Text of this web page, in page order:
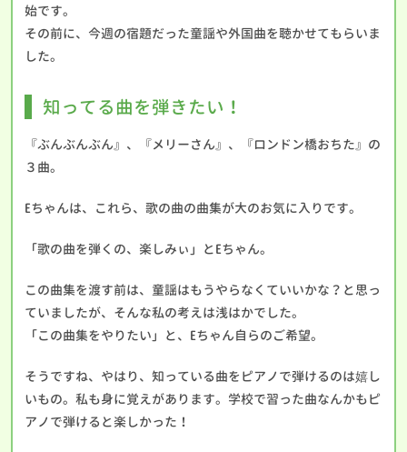
始です。
その前に、今週の宿題だった童謡や外国曲を聴かせてもらいま
した。
知ってる曲を弾きたい！
『ぶんぶんぶん』、『メリーさん』、『ロンドン橋おちた』の
３曲。
Eちゃんは、これら、歌の曲の曲集が大のお気に入りです。
「歌の曲を弾くの、楽しみぃ」とEちゃん。
この曲集を渡す前は、童謡はもうやらなくていいかな？と思っ
ていましたが、そんな私の考えは浅はかでした。
「この曲集をやりたい」と、Eちゃん自らのご希望。
そうですね、やはり、知っている曲をピアノで弾けるのは嬉し
いもの。私も身に覚えがあります。学校で習った曲なんかもピ
アノで弾けると楽しかった！